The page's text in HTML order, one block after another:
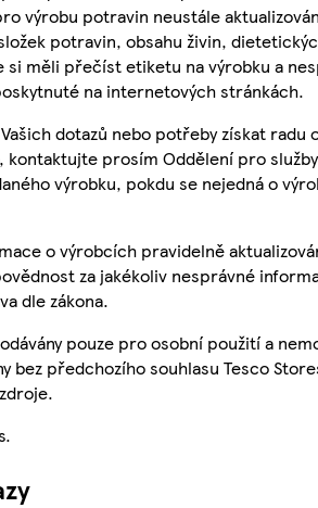
výrobu potravin neustále
potravin, obsahu živin,
si měli přečíst etiketu na výrobku a
na internetových stránkách.
dotazů nebo potřeby získat radu
kontaktujte prosím Oddělení pro
výrobku, pokdu se nejedná o
o výrobcích pravidelně
za jakékoliv nesprávné
dle zákona.
pouze pro osobní použití a
bez předchozího souhlasu Tesco